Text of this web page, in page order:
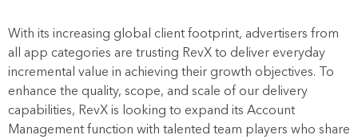
With its increasing global client footprint, advertisers from
all app categories are trusting RevX to deliver everyday
incremental value in achieving their growth objectives. To
enhance the quality, scope, and scale of our delivery
capabilities, RevX is looking to expand its Account
Management function with talented team players who share